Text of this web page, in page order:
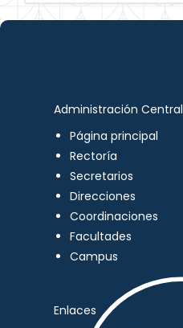
Administración Central
Página principal
Rectoría
Secretarios
Direcciones
Coordinaciones
Facultades
Campus
Enlaces